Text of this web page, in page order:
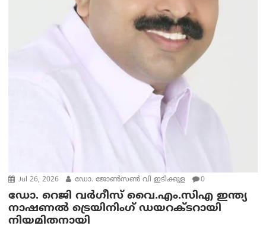
Jul 26, 2026 ഡോ. ജോണ്‍സണ്‍ വി ഇടിക്കുള 0
ഡോ. റെജി വർഗീസ് വൈ.എം.സിഎ ഇന്ത്യ
നാഷണൽ ട്രെയിനിംഗ് ഡയറക്ടറായി
നിയമിതനായി